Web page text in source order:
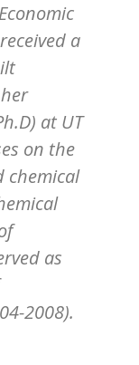
a
at UT
on the
chemical
as
2008).